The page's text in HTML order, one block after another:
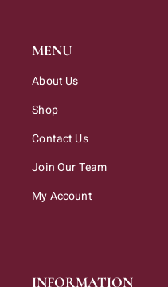
MENU
About Us
Shop
Contact Us
Join Our Team
My Account
INFORMATION